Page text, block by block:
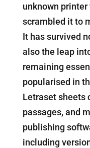
unknown
scrambled it to
It has survived
also the leap
remaining
popularised in
Letraset sheets
passages, and
publishing
including